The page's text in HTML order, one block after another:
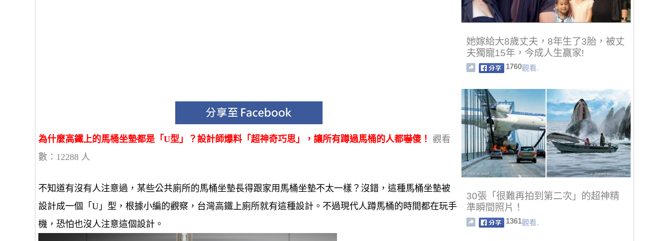
為什麼高鐵上的馬桶坐墊都是「U型」？設計師爆料「超神奇巧思」，讓所有蹲過馬桶的人都嚇傻！ 觀看
數：12288 人
不知道有沒有人注意過，某些公共廁所的馬桶坐墊長得跟家用馬桶坐墊不太一樣？沒錯，這種馬桶坐墊被
設計成一個「U」型，根據小編的觀察，台灣高鐵上廁所就有這種設計。不過現代人蹲馬桶的時間都在玩手
機，恐怕也沒人注意這個設計。
她嫁給大8歲丈夫，8年生了3胎，被丈
夫獨寵15年，今成人生贏家!
1760觀看.
30張「很難再拍到第二次」的超神精
準瞬間照片！
1361觀看.